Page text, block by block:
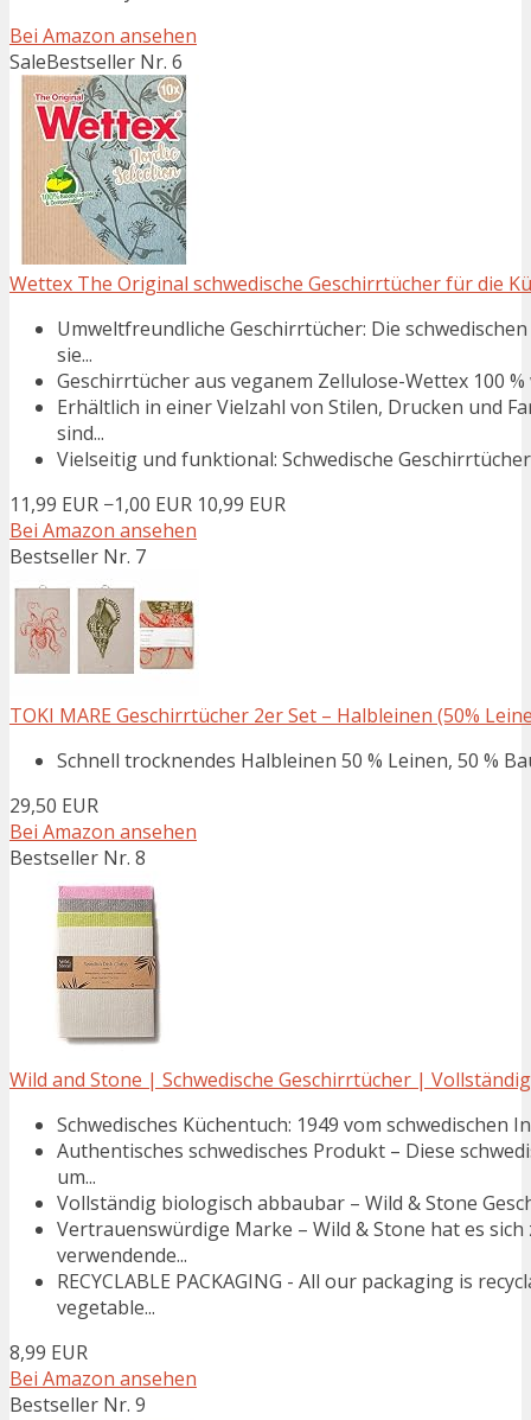
Bei Amazon ansehen
SaleBestseller Nr. 6
Wettex The Original schwedische Geschirrtücher für die
Umweltfreundliche Geschirrtücher: Die
sie...
Geschirrtücher aus veganem Zellulose-Wettex 100
Erhältlich in einer Vielzahl von Stilen, Drucken und
sind...
Vielseitig und funktional: Schwedische
11,99 EUR −1,00 EUR 10,99 EUR
Bei Amazon ansehen
Bestseller Nr. 7
TOKI MARE Geschirrtücher 2er Set – Halbleinen (50%
Schnell trocknendes Halbleinen 50 % Leinen, 50 %
29,50 EUR
Bei Amazon ansehen
Bestseller Nr. 8
Wild and Stone | Schwedische Geschirrtücher |
Schwedisches Küchentuch: 1949 vom schwedischen
Authentisches schwedisches Produkt – Diese
um...
Vollständig biologisch abbaubar – Wild & Stone
Vertrauenswürdige Marke – Wild & Stone hat es
verwendende...
RECYCLABLE PACKAGING - All our packaging is
vegetable...
8,99 EUR
Bei Amazon ansehen
Bestseller Nr. 9